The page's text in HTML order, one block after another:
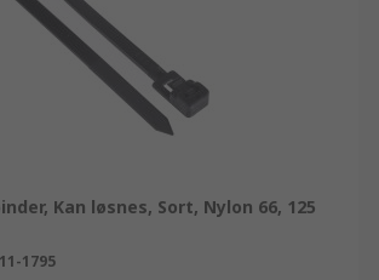
Kan løsnes, Sort, Nylon 66, 125
1795